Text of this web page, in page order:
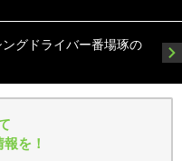
グドライバー番場琢の
を！